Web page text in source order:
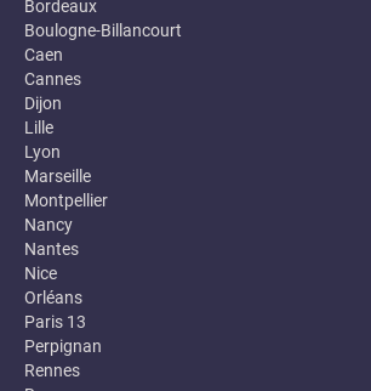
Bordeaux
Boulogne-Billancourt
Caen
Cannes
Dijon
Lille
Lyon
Marseille
Montpellier
Nancy
Nantes
Nice
Orléans
Paris 13
Perpignan
Rennes